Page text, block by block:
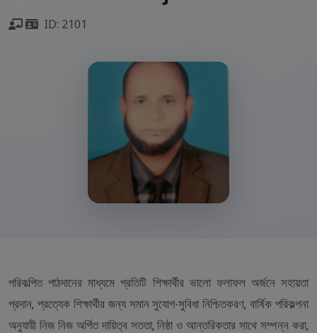
ID: 2101
পরিকল্পিত পাঠদানের মাধ্যমে প্রতিটি শিক্ষার্থীর ভালো ফলাফল অর্জনে সহায়তা
প্রদান, প্রত্যেক শিক্ষার্থীর জন্য সমান সুযোগ-সুবিধা নিশ্চিতকরণ, বার্ষিক পরিকল্পনা
অনুযায়ী নিজ নিজ অর্পিত দায়িত্ব সততা, নিষ্ঠা ও আন্তরিকতার সাথে সম্পন্ন করা,